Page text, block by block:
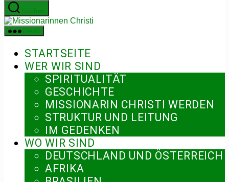
Zum
Inhalt
springen
STARTSEITE
WER WIR SIND
SPIRITUALITÄT
GESCHICHTE
MISSIONARIN CHRISTI WERDEN
STRUKTUR UND LEITUNG
IM GEDENKEN
WO WIR SIND
DEUTSCHLAND UND ÖSTERREICH
AFRIKA